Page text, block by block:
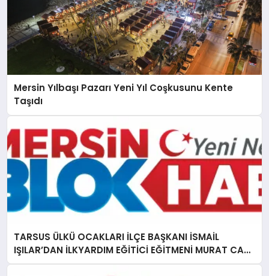
Mersin Yılbaşı Pazarı Yeni Yıl Coşkusunu Kente
Taşıdı
TARSUS ÜLKÜ OCAKLARI İLÇE BAŞKANI İSMAİL
IŞILAR’DAN İLKYARDIM EĞİTİCİ EĞİTMENİ MURAT CAN
FİDAN’A ZİYARET